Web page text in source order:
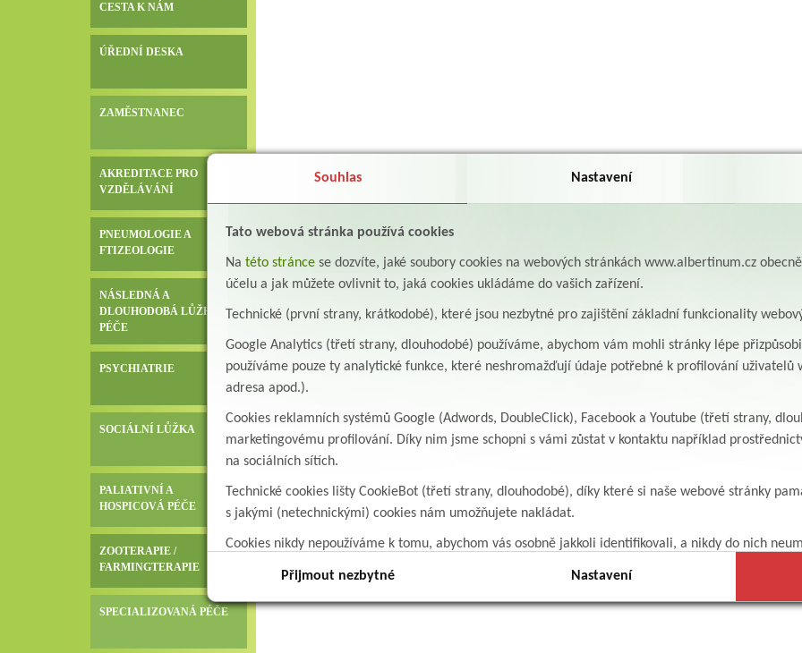
CESTA K NÁM
ÚŘEDNÍ DESKA
ZAMĚSTNANEC
AKREDITACE PRO
VZDĚLÁVÁNÍ
PNEUMOLOGIE A
FTIZEOLOGIE
NÁSLEDNÁ A
DLOUHODOBÁ LŮŽKOVÁ
PÉČE
PSYCHIATRIE
SOCIÁLNÍ LŮŽKA
PALIATIVNÍ A
HOSPICOVÁ PÉČE
ZOOTERAPIE /
FARMINGTERAPIE
SPECIALIZOVANÁ PÉČE
Souhlas Nastavení
Tato webová stránka používá cookies
Na této stránce se dozvíte, jaké soubory cookies na webových stránkách www.albertinum.cz
účelu a jak můžete ovlivnit to, jaká cookies ukládáme do vašich zařízení.
Technické (první strany, krátkodobé), které jsou nezbytné pro zajištění základní funkcionality
Google Analytics (třetí strany, dlouhodobé) používáme, abychom vám mohli stránky lépe
používáme pouze ty analytické funkce, které neshromažďují údaje potřebné k profilování uživatelů
adresa apod.).
Cookies reklamních systémů Google (Adwords, DoubleClick), Facebook a Youtube (třetí strany,
marketingovému profilování. Díky nim jsme schopni s vámi zůstat v kontaktu například
na sociálních sítích.
Technické cookies lišty CookieBot (třetí strany, dlouhodobé), díky které si naše webové stránky
s jakými (netechnickými) cookies nám umožňujete nakládat.
Cookies nikdy nepoužíváme k tomu, abychom vás osobně jakkoli identifikovali, a nikdy do nich
Přijmout nezbytné Nastavení